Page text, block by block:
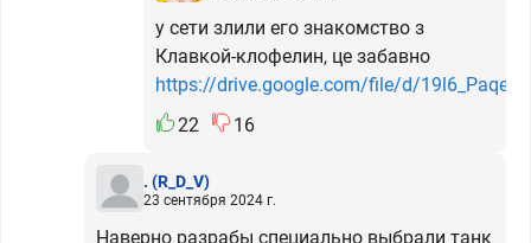
у сети злили его знакомство з
Клавкой-клофелин, це забавно
https://drive.google.com/file/d/
22
16
. (R_D_V)
23 сентября 2024 г.
Наверно разрабы специально выбрали танк